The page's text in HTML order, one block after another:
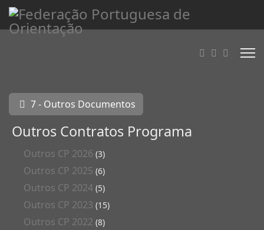
7 - Outros Documentos
Outros Contratos Programa
Outros CP 2026 (3)
Outros CP 2025 (6)
Outros CP 2024 (5)
Outros CP 2023 (15)
Outros CP 2022 (8)